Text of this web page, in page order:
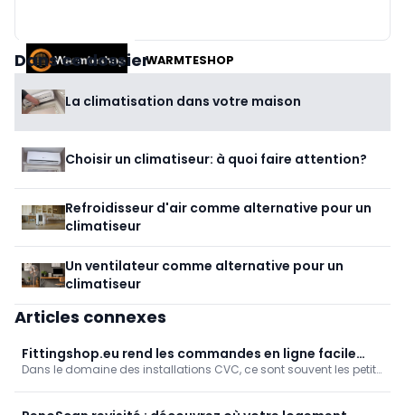
WARMTESHOP
Dans ce dossier
La climatisation dans votre maison
Choisir un climatiseur: à quoi faire attention?
Refroidisseur d'air comme alternative pour un
climatiseur
Un ventilateur comme alternative pour un
climatiseur
Articles connexes
Fittingshop.eu rend les commandes en ligne facile
pour vous les installateurs en HVAC
Dans le domaine des installations CVC, ce sont souvent les petits